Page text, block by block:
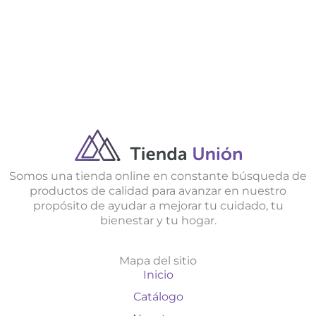
Somos una tienda online en constante búsqueda de
productos de calidad para avanzar en nuestro
propósito de ayudar a mejorar tu cuidado, tu
bienestar y tu hogar.
Mapa del sitio
Inicio
Catálogo